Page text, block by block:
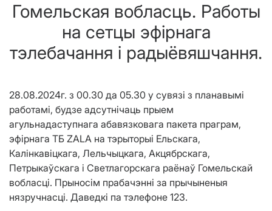
Гомельская вобласць. Работы
на сетцы эфірнага
тэлебачання і радыёвяшчання.
28.08.2024г. з 00.30 да 05.30 у сувязі з планавымі
работамі, будзе адсутнічаць прыем
агульнадаступнага абавязковага пакета праграм,
эфірнага ТБ ZALA на тэрыторыі Ельскага,
Калінкавіцкага, Лельчыцкага, Акцябрскага,
Петрыкаўскага і Светлагорскага раёнаў Гомельскай
вобласці. Прыносім прабачэнні за прычыненыя
нязручнасці. Даведкі па тэлефоне 123.